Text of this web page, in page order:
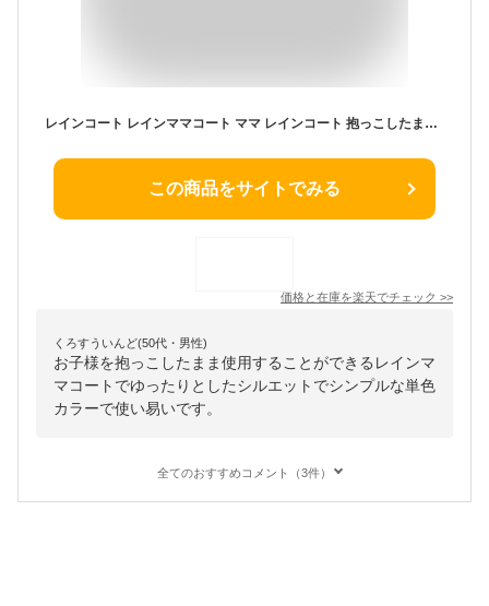
レインコート レインママコート ママ レインコート 抱っこしたまま着られる 雨 梅雨 赤ちゃん 妊娠期 自転車 抱っこ紐 急な雨も安心 便利 可愛い 雨具 雨合羽
この商品をサイトでみる
価格と在庫を楽天でチェック >>
くろすういんど(50代・男性)
お子様を抱っこしたまま使用することができるレインマ
マコートでゆったりとしたシルエットでシンプルな単色
カラーで使い易いです。
全てのおすすめコメント（3件）